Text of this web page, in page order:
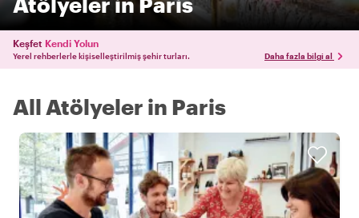
Keşfet Kendi Yolun
Yerel rehberlerle kişiselleştirilmiş şehir turları. Daha fazla bilgi al
All Atölyeler in Paris